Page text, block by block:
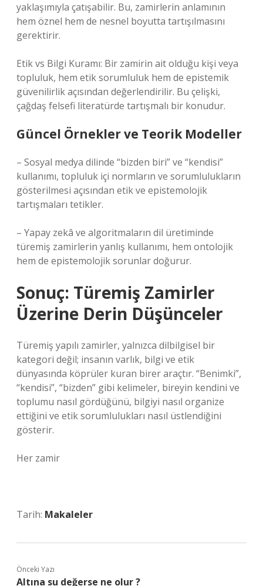
yaklaşımıyla çatışabilir. Bu, zamirlerin anlamının
hem öznel hem de nesnel boyutta tartışılmasını
gerektirir.
Etik vs Bilgi Kuramı: Bir zamirin ait olduğu kişi veya
topluluk, hem etik sorumluluk hem de epistemik
güvenilirlik açısından değerlendirilir. Bu çelişki,
çağdaş felsefi literatürde tartışmalı bir konudur.
Güncel Örnekler ve Teorik Modeller
– Sosyal medya dilinde “bizden biri” ve “kendisi”
kullanımı, topluluk içi normların ve sorumlulukların
gösterilmesi açısından etik ve epistemolojik
tartışmaları tetikler.
– Yapay zekâ ve algoritmaların dil üretiminde
türemiş zamirlerin yanlış kullanımı, hem ontolojik
hem de epistemolojik sorunlar doğurur.
Sonuç: Türemiş Zamirler
Üzerine Derin Düşünceler
Türemiş yapılı zamirler, yalnızca dilbilgisel bir
kategori değil; insanın varlık, bilgi ve etik
dünyasında köprüler kuran birer araçtır. “Benimki”,
“kendisi”, “bizden” gibi kelimeler, bireyin kendini ve
toplumu nasıl gördüğünü, bilgiyi nasıl organize
ettiğini ve etik sorumlulukları nasıl üstlendiğini
gösterir.
Her zamir
Tarih: Makaleler
Önceki Yazı
Altına su değerse ne olur ?